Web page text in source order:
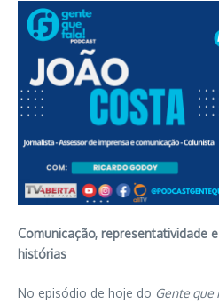
Comunicação, representatividade
histórias
No episódio de hoje do Gente que